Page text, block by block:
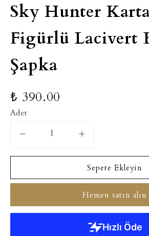
Sky Hunter
Figürlü Lacivert
Şapka
₺ 390.00
Adet
Sepete Ekleyin
Hemen satın alın